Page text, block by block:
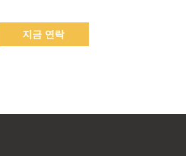
지금 연락